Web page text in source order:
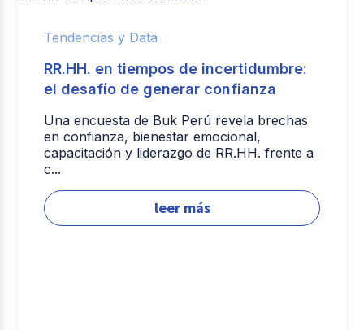
Tendencias y Data
RR.HH. en tiempos de incertidumbre:
el desafío de generar confianza
Una encuesta de Buk Perú revela brechas
en confianza, bienestar emocional,
capacitación y liderazgo de RR.HH. frente a
c...
leer más